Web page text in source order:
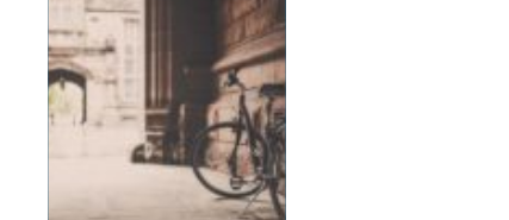
rygraden i enhver
konkurrence, den sikrer
at spil og kampe afvikles
smidigt, retfærdigt, og at
deltagerne har e...